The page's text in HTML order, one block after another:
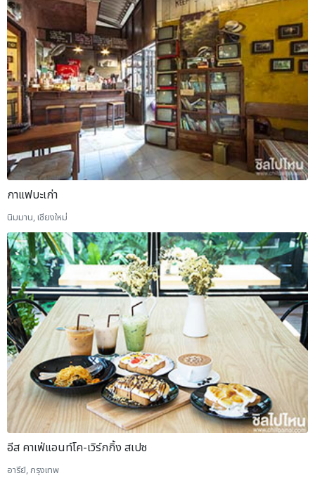
กาแฟบะเก่า
นิมมาน, เชียงใหม่
อีส คาเฟ่แอนท์โค-เวิร์กกิ้ง สเปซ
อารีย์, กรุงเทพ